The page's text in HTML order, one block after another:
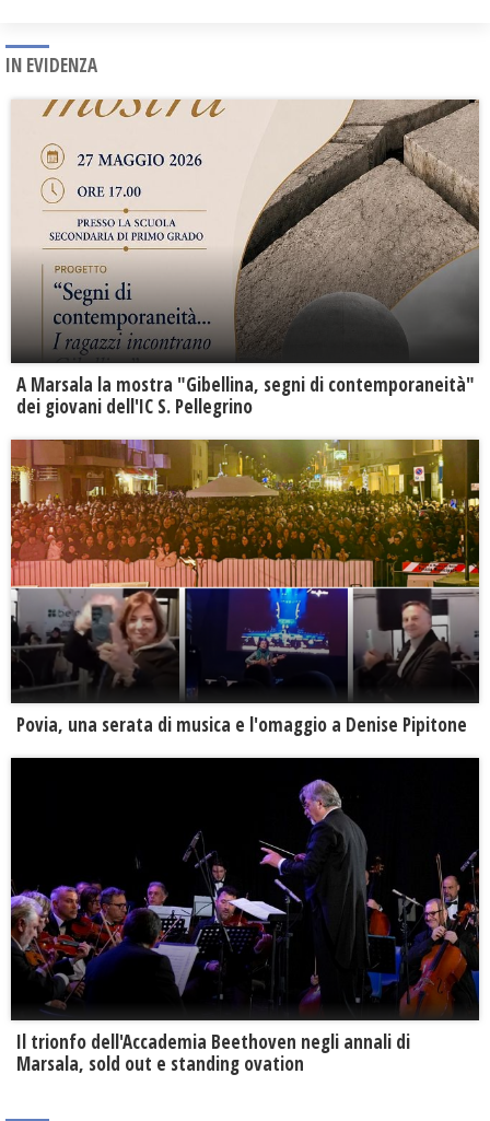
IN EVIDENZA
A Marsala la mostra "Gibellina, segni di contemporaneità"
dei giovani dell'IC S. Pellegrino
Povia, una serata di musica e l'omaggio a Denise Pipitone
Il trionfo dell'Accademia Beethoven negli annali di
Marsala, sold out e standing ovation